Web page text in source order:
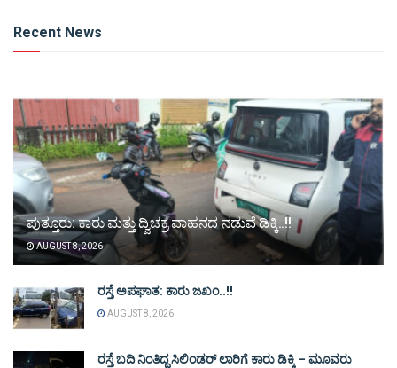
Recent News
ಪುತ್ತೂರು: ಕಾರು ಮತ್ತು ದ್ವಿಚಕ್ರ ವಾಹನದ ನಡುವೆ ಡಿಕ್ಕಿ..!!
AUGUST 8, 2026
ರಸ್ತೆ ಅಪಘಾತ: ಕಾರು ಜಖಂ..!!
AUGUST 8, 2026
ರಸ್ತೆ ಬದಿ ನಿಂತಿದ್ದ ಸಿಲಿಂಡರ್ ಲಾರಿಗೆ ಕಾರು ಡಿಕ್ಕಿ – ಮೂವರು